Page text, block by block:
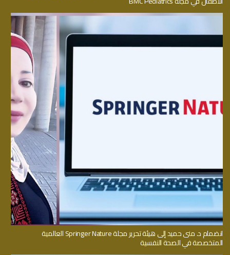
انضمام د. منى حميد إلى هيئة تحرير مجلة Springer Nature العالمية
المتخصصة في الصحة النفسية